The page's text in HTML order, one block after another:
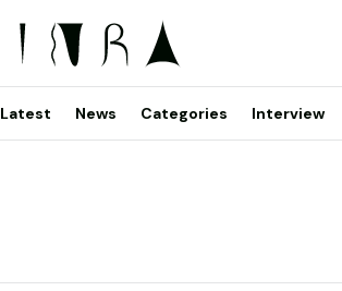
Latest News Categories Interview